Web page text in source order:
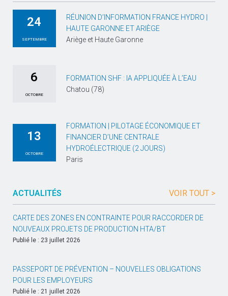
24
SEPTEMBRE
RÉUNION D’INFORMATION FRANCE HYDRO |
HAUTE GARONNE ET ARIÈGE
Ariège et Haute Garonne
6
OCTOBRE
FORMATION SHF : IA APPLIQUÉE À L’EAU
Chatou (78)
13
OCTOBRE
FORMATION | PILOTAGE ÉCONOMIQUE ET
FINANCIER D’UNE CENTRALE
HYDROÉLECTRIQUE (2 JOURS)
Paris
ACTUALITÉS VOIR TOUT >
CARTE DES ZONES EN CONTRAINTE POUR RACCORDER DE
NOUVEAUX PROJETS DE PRODUCTION HTA/BT
Publié le : 23 juillet 2026
PASSEPORT DE PRÉVENTION – NOUVELLES OBLIGATIONS
POUR LES EMPLOYEURS
Publié le : 21 juillet 2026